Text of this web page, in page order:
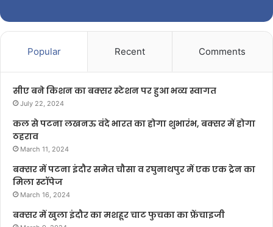
Popular Recent Comments
सीए बने किशन का बक्सर स्टेशन पर हुआ भव्य स्वागत
July 22, 2024
कल से पटना लखनऊ वंदे भारत का होगा शुभारंभ, बक्सर में होगा
ठहराव
March 11, 2024
बक्सर में पटना इंदौर समेत चौसा व रघुनाथपुर में एक एक ट्रेन का
मिला स्टॉपेज
March 16, 2024
बक्सर में खुला इंदौर का मशहूर चाट फुचका का फ्रेंचाइजी